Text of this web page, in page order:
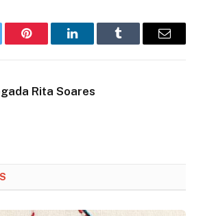
Pinterest LinkedInTumblr Email
Rita Soares